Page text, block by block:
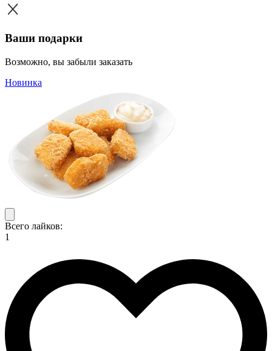
Ваши подарки
Возможно, вы забыли заказать
Новинка
Всего лайков:
1